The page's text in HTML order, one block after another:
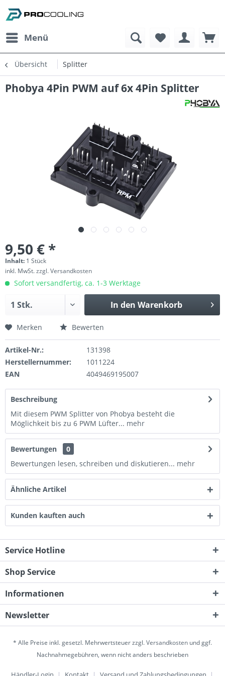
Menü
Übersicht Splitter
Phobya 4Pin PWM auf 6x 4Pin Splitter
9,50 € *
Inhalt: 1 Stück
inkl. MwSt.zzgl. Versandkosten
Sofort versandfertig, ca. 1-3 Werktage
In den Warenkorb
Merken Bewerten
Artikel-Nr.:
131398
Herstellernummer:
1011224
EAN
4049469195007
Beschreibung
Mit diesem PWM Splitter von Phobya besteht die
Möglichkeit bis zu 6 PWM Lüfter... mehr
Bewertungen
0
Bewertungen lesen, schreiben und diskutieren... mehr
Ähnliche Artikel
Kunden kauften auch
Service Hotline
Shop Service
Informationen
Newsletter
* Alle Preise inkl. gesetzl. Mehrwertsteuer zzgl.Versandkosten und ggf.
Nachnahmegebühren, wenn nicht anders beschrieben